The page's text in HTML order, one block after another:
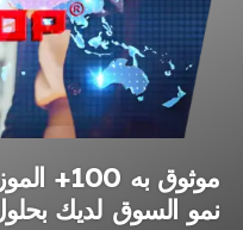
نمو السوق لديك